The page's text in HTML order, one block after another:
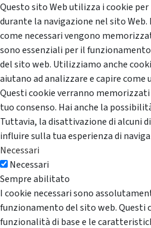
Questo sito Web utilizza i cookie
durante la navigazione nel sito
come necessari vengono
sono essenziali per il
del sito web. Utilizziamo anche
aiutano ad analizzare e capire
Questi cookie verranno
tuo consenso. Hai anche la
Tuttavia, la disattivazione di alcuni
influire sulla tua esperienza di
Necessari
Necessari
Sempre abilitato
I cookie necessari sono
funzionamento del sito web. Questi
funzionalità di base e le